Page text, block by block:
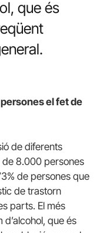
que és
el fet de
de diferents
de 8.000 persones
de persones que
de trastorn
parts. El més
que és